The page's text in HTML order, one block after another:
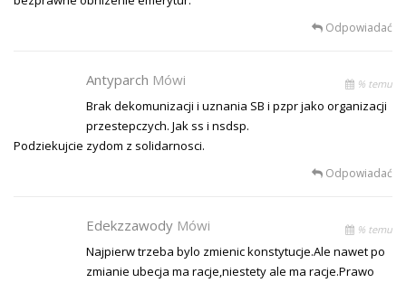
Odpowiadać
Antyparch Mówi % temu
Brak dekomunizacji i uznania SB i pzpr jako organizacji
przestepczych. Jak ss i nsdsp.
Podziekujcie zydom z solidarnosci.
Odpowiadać
Edekzzawody Mówi % temu
Najpierw trzeba bylo zmienic konstytucje.Ale nawet po
zmianie ubecja ma racje,niestety ale ma racje.Prawo